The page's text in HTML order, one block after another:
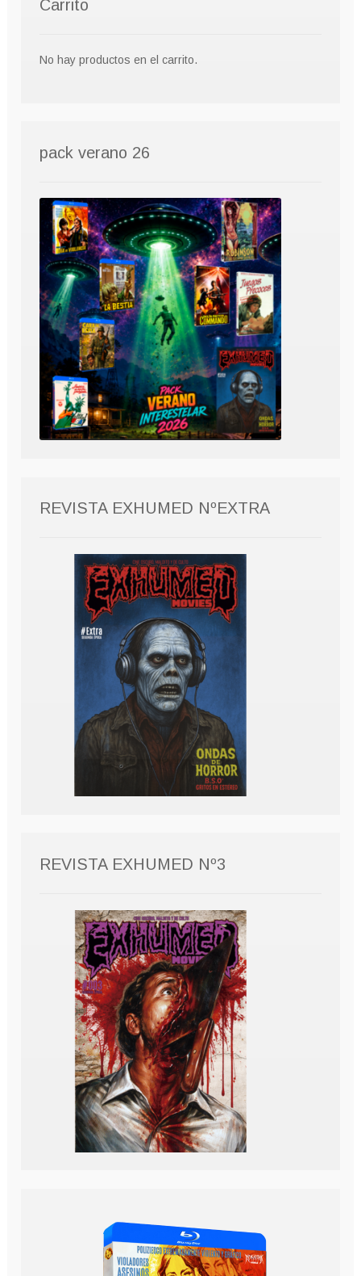
Carrito
No hay productos en el carrito.
pack verano 26
REVISTA EXHUMED NºEXTRA
REVISTA EXHUMED Nº3